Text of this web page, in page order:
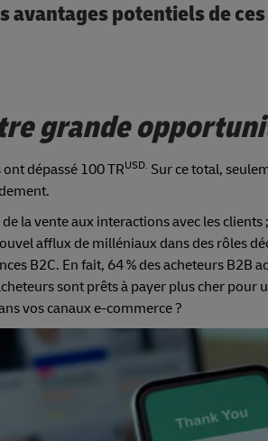
avantages potentiels de
grande
dépassé 100 TRUSD. Sur ce total,
la vente aux interactions avec les
afflux de milléniaux dans des rôles
B2C. En fait, 64 % des acheteurs B2B
sont prêts à payer plus cher pour
vos canaux e-commerce ?